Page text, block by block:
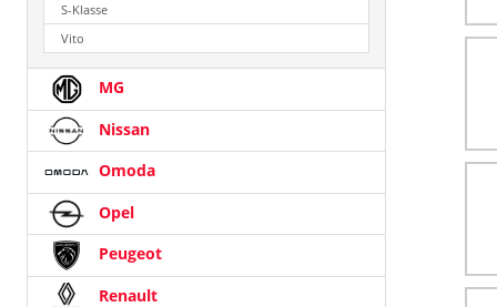
S-Klasse
Vito
MG
Nissan
Omoda
Opel
Peugeot
Renault